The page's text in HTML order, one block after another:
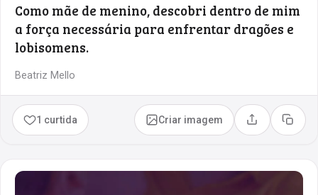
Como mãe de menino, descobri dentro de mim
a força necessária para enfrentar dragões e
lobisomens.
Beatriz Mello
1 curtida Criar imagem Compartilhar
Copiar